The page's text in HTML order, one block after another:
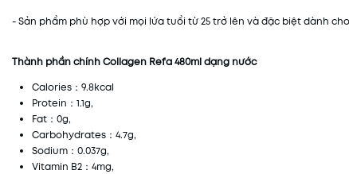
- Sản phẩm phù hợp với mọi lứa tuổi từ 25 trở lên và đặc biệt dành
Thành phần chính Collagen Refa 480ml dạng nước
Calories：9.8kcal
Protein：1.1g,
Fat：0g,
Carbohydrates：4.7g,
Sodium：0.037g,
Vitamin B2：4mg,